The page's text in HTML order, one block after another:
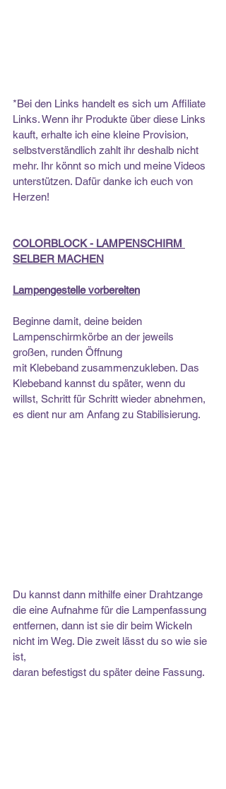
*Bei den Links handelt es sich um Affiliate
Links. Wenn ihr Produkte über diese Links
kauft, erhalte ich eine kleine Provision,
selbstverständlich zahlt ihr deshalb nicht
mehr. Ihr könnt so mich und meine Videos
unterstützen. Dafür danke ich euch von
Herzen!
COLORBLOCK - LAMPENSCHIRM
SELBER MACHEN
Lampengestelle vorbereiten
Beginne damit, deine beiden
Lampenschirmkörbe an der jeweils
großen, runden Öffnung
mit Klebeband zusammenzukleben. Das
Klebeband kannst du später, wenn du
willst, Schritt für Schritt wieder abnehmen,
es dient nur am Anfang zu Stabilisierung.
Du kannst dann mithilfe einer Drahtzange
die eine Aufnahme für die Lampenfassung
entfernen, dann ist sie dir beim Wickeln
nicht im Weg. Die zweit lässt du so wie sie
ist,
daran befestigst du später deine Fassung.